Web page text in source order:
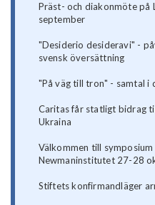
Präst- och diakonmöte på
september
"Desiderio desideravi" -
svensk översättning
"På väg till tron" - samtal
Caritas får statligt bidrag
Ukraina
Välkommen till
Newmaninstitutet 27-28
Stiftets konfirmandläger